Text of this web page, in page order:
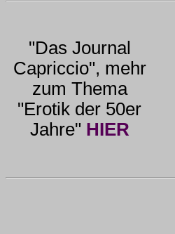
"Das Journal
Capriccio", mehr
zum Thema
"Erotik der 50er
Jahre" HIER